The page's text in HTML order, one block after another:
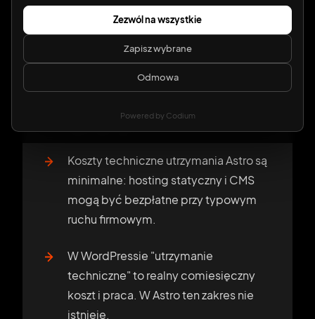
Zapisz wybrane
Odmowa
Zezwól na wszystkie
Powered by Codium
potrzebny przy edycji tekstów, zdjęć
ani wpisów blogowych.
Nowe komponenty, layouty i integracje
z zewnętrznymi systemami to praca
Koszty techniczne utrzymania Astro są
minimalne: hosting statyczny i CMS
mogą być bezpłatne przy typowym
ruchu firmowym.
W WordPressie "utrzymanie
techniczne" to realny comiesięczny
koszt i praca. W Astro ten zakres nie
istnieje.